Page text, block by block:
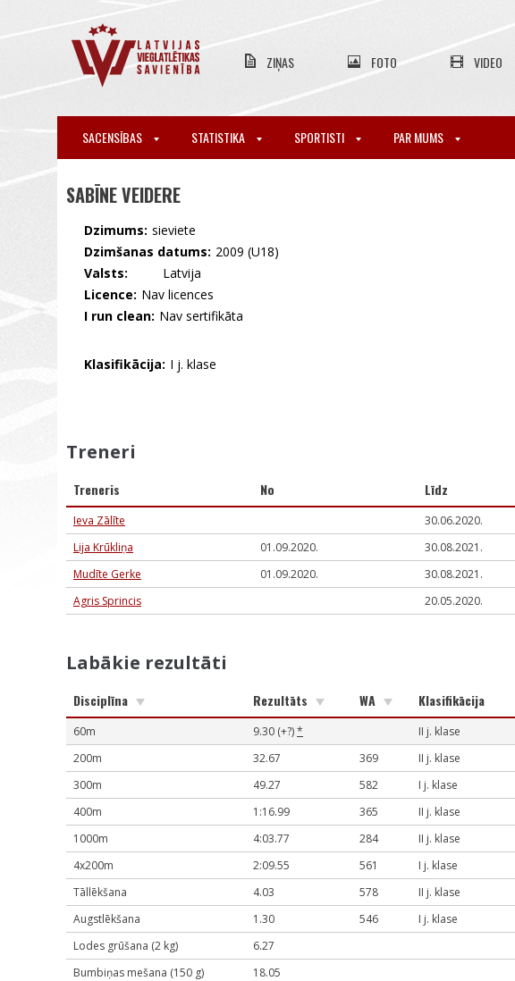
ZIŅAS FOTO VIDEO
SACENSĪBAS STATISTIKA SPORTISTI PAR MUMS
SABĪNE VEIDERE
Dzimums: sieviete
Dzimšanas datums: 2009 (U18)
Valsts:
🇱🇻 Latvija
Licence: Nav licences
I run clean: Nav sertifikāta
Klasifikācija: I j. klase
Treneri
Treneris No Līdz
Ieva Zālīte
30.06.2020.
Lija Krūkliņa
01.09.2020.
30.08.2021.
Mudīte Gerke
01.09.2020.
30.08.2021.
Agris Sprincis
20.05.2020.
Labākie rezultāti
Disciplīna Rezultāts WA Klasifikācija
60m 9.30 (+?)* II j. klase
200m
32.67 369 II j. klase
300m
49.27 582 I j. klase
400m
1:16.99 365 II j. klase
1000m
4:03.77 284 II j. klase
4x200m
2:09.55 561 I j. klase
Tāllēkšana
4.03 578 II j. klase
Augstlēkšana
1.30 546 I j. klase
Lodes grūšana (2 kg)
6.27
Bumbiņas mešana (150 g)
18.05